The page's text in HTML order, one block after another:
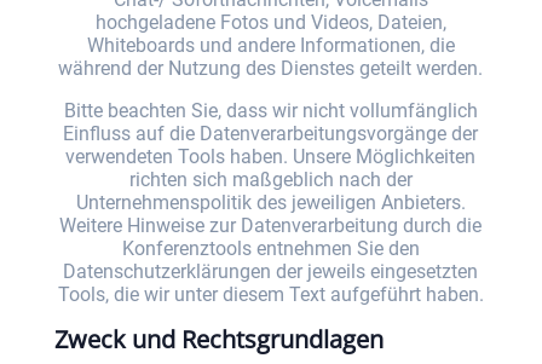
hochgeladene Fotos und Videos, Dateien,
Whiteboards und andere Informationen, die
während der Nutzung des Dienstes geteilt werden.
Bitte beachten Sie, dass wir nicht vollumfänglich
Einfluss auf die Datenverarbeitungsvorgänge der
verwendeten Tools haben. Unsere Möglichkeiten
richten sich maßgeblich nach der
Unternehmenspolitik des jeweiligen Anbieters.
Weitere Hinweise zur Datenverarbeitung durch die
Konferenztools entnehmen Sie den
Datenschutzerklärungen der jeweils eingesetzten
Tools, die wir unter diesem Text aufgeführt haben.
Zweck und Rechtsgrundlagen